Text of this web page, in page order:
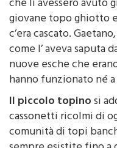
giovane topo ghiotto
c’era cascato.
come l’ aveva saputa
nuove esche che
hanno funzionato né
Il piccolo topinosi
cassonetti ricolmi di
comunità di topi